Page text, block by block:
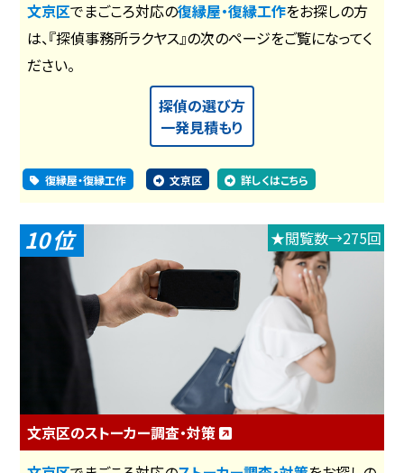
文京区でまごころ対応の復縁屋・復縁工作をお探しの方
は、『探偵事務所ラクヤス』の次のページをご覧になってく
ださい。
探偵の選び方
一発見積もり
復縁屋・復縁工作 文京区 詳しくはこちら
10 ★閲覧数→275回
文京区のストーカー調査・対策